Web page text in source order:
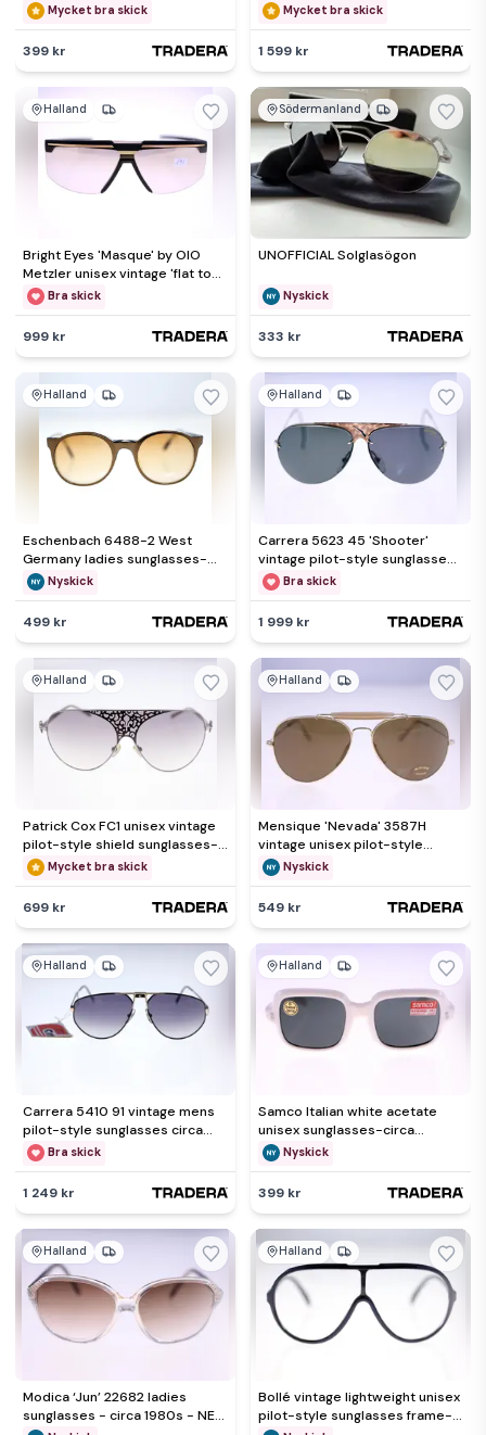
1980s-Weight 40g-FREE
postage
Mycket bra skick
399 kr
circa 1980s-Weight 34g
Mycket bra skick
1 599 kr
Halland
Bright Eyes 'Masque' by OIO
Metzler unisex vintage 'flat top'
sunglasses-1980s
Bra skick
999 kr
Södermanland
UNOFFICIAL Solglasögon
Nyskick
333 kr
Halland
Eschenbach 6488-2 West
Germany ladies sunglasses-
circa 1970s/80s-NEW-Weight
28g
Nyskick
499 kr
Halland
Carrera 5623 45 'Shooter'
vintage pilot-style sunglasses
for men-circa 1980s-30g
Bra skick
1 999 kr
Halland
Patrick Cox FC1 unisex vintage
pilot-style shield sunglasses-
circa 1990s-32g
Mycket bra skick
699 kr
Halland
Mensique 'Nevada' 3587H
vintage unisex pilot-style
sunglasses-1980s-FREE POST
Nyskick
549 kr
Halland
Carrera 5410 91 vintage mens
pilot-style sunglasses circa
1980s-NEW-Weight 22g
Bra skick
1 249 kr
Halland
Samco Italian white acetate
unisex sunglasses-circa
1960s/1970s -NEW-Weight 36g
Nyskick
399 kr
Halland
Modica ‘Jun’ 22682 ladies
sunglasses - circa 1980s - NEW
Halland
Bollé vintage lightweight unisex
pilot-style sunglasses frame-